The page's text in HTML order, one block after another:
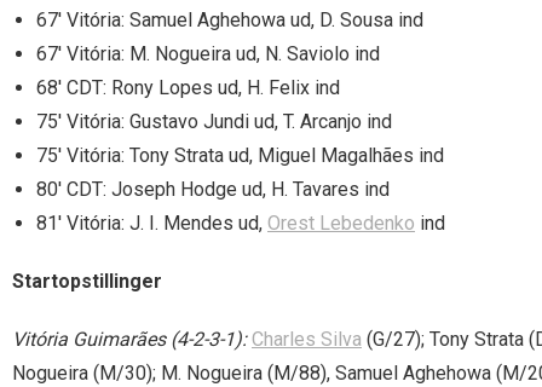
67′ Vitória: Samuel Aghehowa ud, D. Sousa ind
67′ Vitória: M. Nogueira ud, N. Saviolo ind
68′ CDT: Rony Lopes ud, H. Felix ind
75′ Vitória: Gustavo Jundi ud, T. Arcanjo ind
75′ Vitória: Tony Strata ud, Miguel Magalhães ind
80′ CDT: Joseph Hodge ud, H. Tavares ind
81′ Vitória: J. I. Mendes ud, Orest Lebedenko ind
Startopstillinger
Vitória Guimarães (4-2-3-1): Charles Silva (G/27); Tony Strata
Nogueira (M/30); M. Nogueira (M/88), Samuel Aghehowa (M/